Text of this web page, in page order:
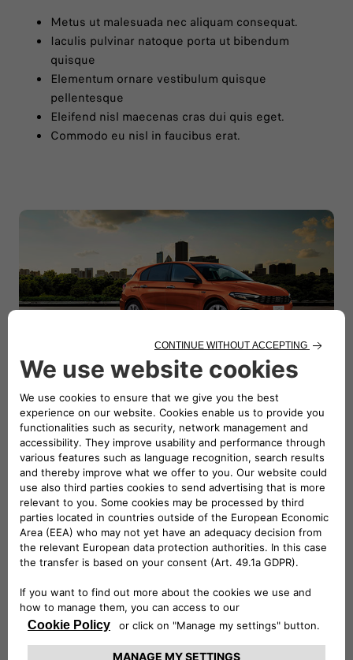
Metus ut malesuada nec aliquam consequat.
Iaculis pulvinar natoque porta ut bibendum
quisque
Elementum ornare vestibulum quisque
pellentesque
Eleifend nisl maecenas cras dui quis eget.
Commodo eu nisl in faucibus erat.
Lorem ipsum S2
Lacus elementum suspendisse vitae pellentesque.
Lorem ipsum dolor sit amet consectetur. Lacinia amet
varius nec laoreet laoreet urna vitae risus. Orci velit
consectetur eu nulla molestie lectus sit netus. Mi eget
suspendisse
dignissim aliquet id mollis lectus at imperdiet.
Tristique tellus purus amet nisl.